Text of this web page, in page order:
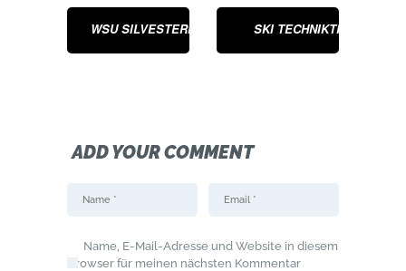
WSU SILVESTERPARTY SKI TECHNIKTRAINING
ADD YOUR COMMENT
Name, E-Mail-Adresse und Website in diesem
Browser für meinen nächsten Kommentar